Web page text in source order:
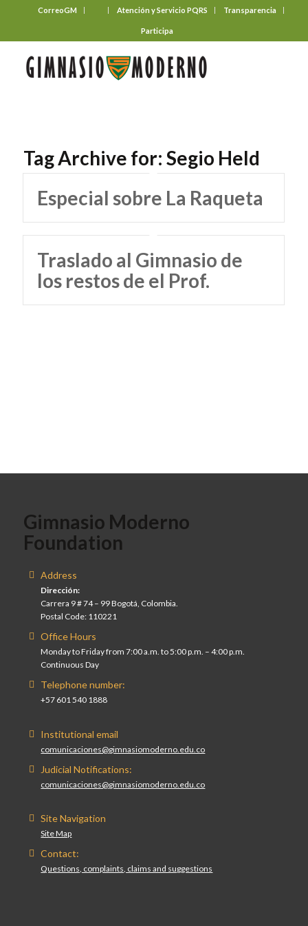
CorreoGM Atención y Servicio PQRS Transparencia
Participa
Tag Archive for: Segio Held
Especial sobre La Raqueta
Traslado al Gimnasio de
los restos de el Prof.
Gimnasio Moderno
Foundation
Address
Dirección:
Carrera 9 # 74 – 99 Bogotá, Colombia.
Postal Code: 110221
Office Hours
Monday to Friday from 7:00 a.m. to 5:00 p.m. – 4:00 p.m.
Continuous Day
Telephone number:
+57 601 540 1888
Institutional email
comunicaciones@gimnasiomoderno.edu.co
Judicial Notifications:
comunicaciones@gimnasiomoderno.edu.co
Site Navigation
Site Map
Contact:
Questions, complaints, claims and suggestions